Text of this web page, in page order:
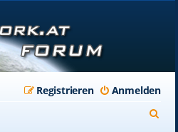
Anmelden
Registrieren